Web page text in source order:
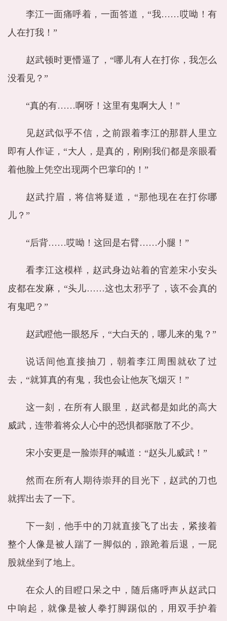
李江一面痛呼着，一面答道，“我……哎呦！有
人在打我！”
赵武顿时更懵逼了，“哪儿有人在打你，我怎么
没看见？”
“真的有……啊呀！这里有鬼啊大人！”
见赵武似乎不信，之前跟着李江的那群人里立
即有人作证，“大人，是真的，刚刚我们都是亲眼看
着他脸上凭空出现两个巴掌印的！”
赵武拧眉，将信将疑道，“那他现在在打你哪
儿？”
“后背……哎呦！这回是右臂……小腿！”
看李江这模样，赵武身边站着的官差宋小安头
皮都在发麻，“头儿……这也太邪乎了，该不会真的
有鬼吧？”
赵武瞪他一眼怒斥，“大白天的，哪儿来的鬼？”
说话间他直接抽刀，朝着李江周围就砍了过
去，“就算真的有鬼，我也会让他灰飞烟灭！”
这一刻，在所有人眼里，赵武都是如此的高大
威武，连带着将众人心中的恐惧都驱散了不少。
宋小安更是一脸崇拜的喊道：“赵头儿威武！”
然而在所有人期待崇拜的目光下，赵武的刀也
就挥出去了一下。
下一刻，他手中的刀就直接飞了出去，紧接着
整个人像是被人踹了一脚似的，踉跄着后退，一屁
股就坐到了地上。
在众人的目瞪口呆之中，随后痛呼声从赵武口
中响起，就像是被人拳打脚踢似的，用双手护着